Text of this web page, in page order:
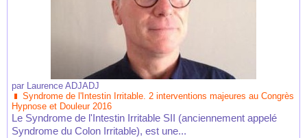
par Laurence ADJADJ
Syndrome de l'Intestin Irritable. 2 interventions majeures au Congrès
Hypnose et Douleur 2016
Le Syndrome de l'Intestin Irritable SII (anciennement appelé
Syndrome du Colon Irritable), est une...